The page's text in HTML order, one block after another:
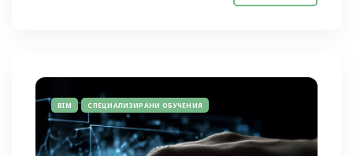
BIM СПЕЦИАЛИЗИРАНИ ОБУЧЕНИЯ